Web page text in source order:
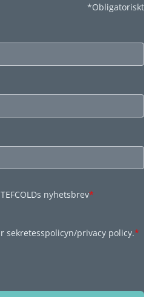
*Obligatoriskt
nyhetsbrev*
sekretesspolicyn/privacy policy.*